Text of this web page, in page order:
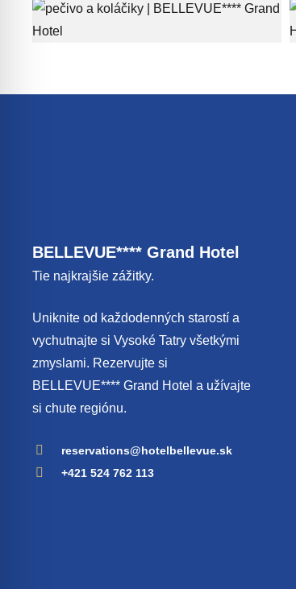
BELLEVUE**** Grand Hotel
Tie najkrajšie zážitky.
Uniknite od každodenných starostí a
vychutnajte si Vysoké Tatry všetkými
zmyslami. Rezervujte si
BELLEVUE**** Grand Hotel a užívajte
si chute regiónu.
reservations@hotelbellevue.sk
+421 524 762 113